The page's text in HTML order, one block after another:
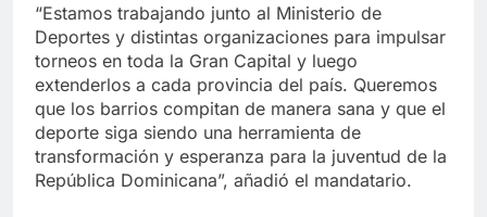
“Estamos trabajando junto al Ministerio de
Deportes y distintas organizaciones para impulsar
torneos en toda la Gran Capital y luego
extenderlos a cada provincia del país. Queremos
que los barrios compitan de manera sana y que el
deporte siga siendo una herramienta de
transformación y esperanza para la juventud de la
República Dominicana”, añadió el mandatario.